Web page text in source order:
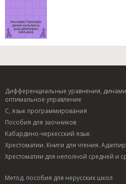
Дифференциальные уравнения,
оптимальное управление
C, язык программирования
Пособия для заочников
Кабардино-черкесский язык
Хрестоматии. Книги для чтения.
Хрестоматии для неполной средней и
Метод. пособия для нерусских школ